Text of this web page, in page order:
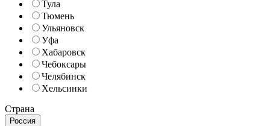
Тула
Тюмень
Ульяновск
Уфа
Хабаровск
Чебоксары
Челябинск
Хельсинки
Страна
Россия